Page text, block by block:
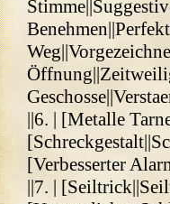
||6. | [Metalle
[Verbesserter
||7. |